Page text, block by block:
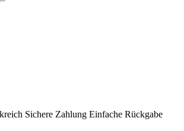
Sichere Zahlung Einfache Rückgabe